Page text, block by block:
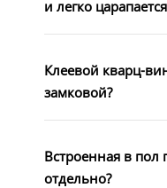
и легко
Клеевой кварц-
замковой?
Встроенная в
отдельно?